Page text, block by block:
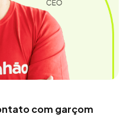
com garçom